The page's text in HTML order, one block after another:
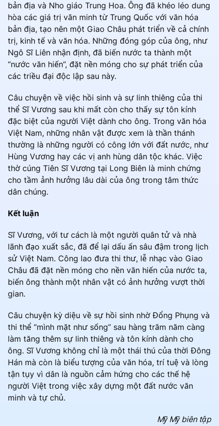
bản địa và Nho giáo Trung Hoa. Ông đã khéo léo dung
hòa các giá trị văn minh từ Trung Quốc với văn hóa
bản địa, tạo nên một Giao Châu phát triển về cả chính
trị, kinh tế và văn hóa. Những đóng góp của ông, như
Ngô Sĩ Liên nhận định, đã biến nước ta thành một
“nước văn hiến”, đặt nền móng cho sự phát triển của
các triều đại độc lập sau này.
Câu chuyện về việc hồi sinh và sự linh thiêng của thi
thể Sĩ Vương sau khi mất còn cho thấy sự tôn kính
đặc biệt của người Việt dành cho ông. Trong văn hóa
Việt Nam, những nhân vật được xem là thần thánh
thường là những người có công lớn với đất nước, như
Hùng Vương hay các vị anh hùng dân tộc khác. Việc
thờ cúng Tiên Sĩ Vương tại Long Biên là minh chứng
cho tầm ảnh hưởng lâu dài của ông trong tâm thức
dân chúng.
Kết luận
Sĩ Vương, với tư cách là một người quân tử và nhà
lãnh đạo xuất sắc, đã để lại dấu ấn sâu đậm trong lịch
sử Việt Nam. Công lao đưa thi thư, lễ nhạc vào Giao
Châu đã đặt nền móng cho nền văn hiến của nước ta,
biến ông thành một nhân vật có ảnh hưởng vượt thời
gian.
Câu chuyện kỳ diệu về sự hồi sinh nhờ Đổng Phụng và
thi thể “mình mặt như sống” sau hàng trăm năm càng
làm tăng thêm sự linh thiêng và tôn kính dành cho
ông. Sĩ Vương không chỉ là một thái thú của thời Đông
Hán mà còn là biểu tượng của văn hóa, trí tuệ và lòng
tận tụy vì dân là nguồn cảm hứng cho các thế hệ
người Việt trong việc xây dựng một đất nước văn
minh và tự chủ.
Mỹ Mỹ biên tập